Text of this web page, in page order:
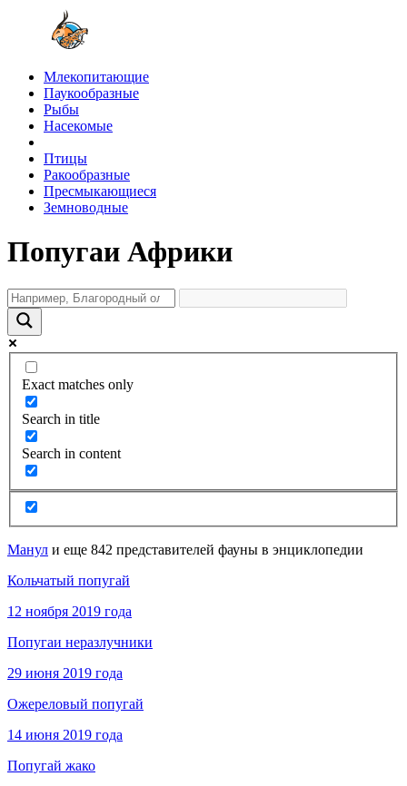
Млекопитающие
Паукообразные
Рыбы
Насекомые
Птицы
Ракообразные
Пресмыкающиеся
Земноводные
Попугаи Африки
Exact matches only
Search in title
Search in content
Манул и еще 842 представителей фауны в энциклопедии
Кольчатый попугай
12 ноября 2019 года
Попугаи неразлучники
29 июня 2019 года
Ожереловый попугай
14 июня 2019 года
Попугай жако